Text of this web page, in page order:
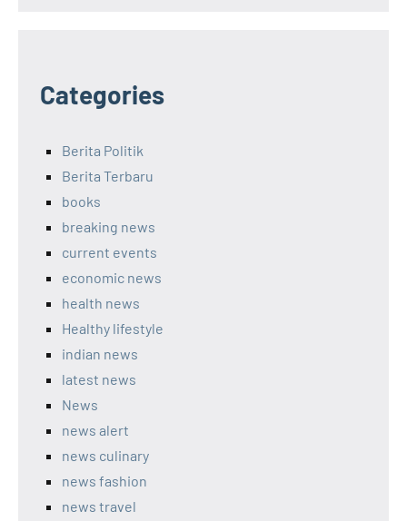
Categories
Berita Politik
Berita Terbaru
books
breaking news
current events
economic news
health news
Healthy lifestyle
indian news
latest news
News
news alert
news culinary
news fashion
news travel